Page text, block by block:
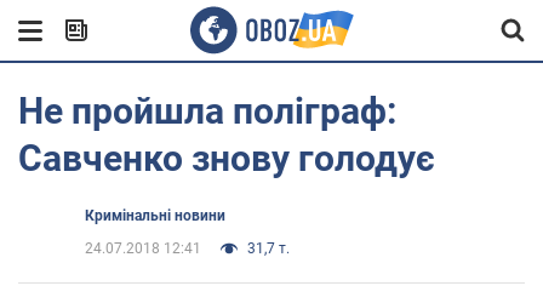
Не пройшла поліграф:
Савченко знову голодує
Кримінальні новини
24.07.2018 12:41
31,7 т.